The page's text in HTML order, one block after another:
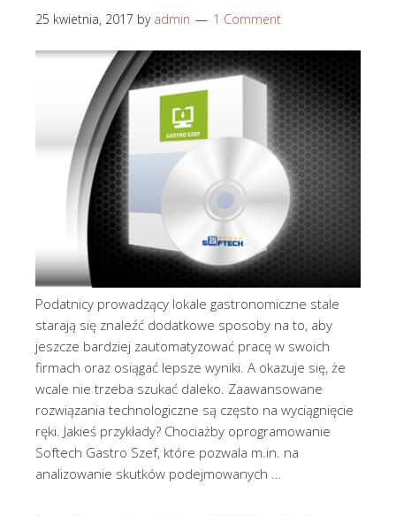
25 kwietnia, 2017 by admin 1 Comment
Podatnicy prowadzący lokale gastronomiczne stale
starają się znaleźć dodatkowe sposoby na to, aby
jeszcze bardziej zautomatyzować pracę w swoich
firmach oraz osiągać lepsze wyniki. A okazuje się, że
wcale nie trzeba szukać daleko. Zaawansowane
rozwiązania technologiczne są często na wyciągnięcie
ręki. Jakieś przykłady? Chociażby oprogramowanie
Softech Gastro Szef, które pozwala m.in. na
analizowanie skutków podejmowanych …